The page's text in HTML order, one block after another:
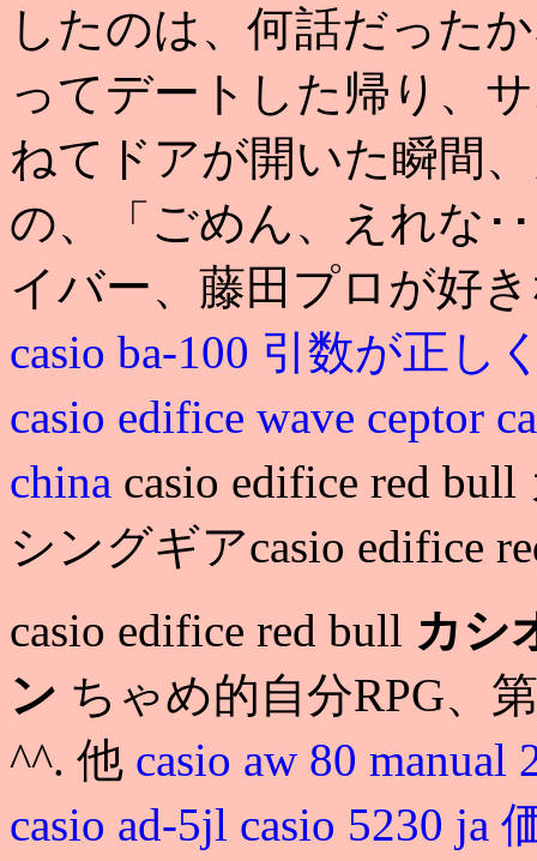
したのは、何話だった
ってデートした帰り、
ねてドアが開いた瞬間
の、「ごめん、えれな･
イバー、藤田プロが好
casio ba-100 引数が正し
casio edifice wave ceptor
china casio edifice red
シングギアcasio edifice
casio edifice red bull カシ
ン ちゃめ的自分RPG、
^^. 他 casio aw 80 manual
casio ad-5jl casio 5230 ja